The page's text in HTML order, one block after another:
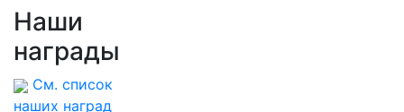
Наши
награды
См. список
наших наград